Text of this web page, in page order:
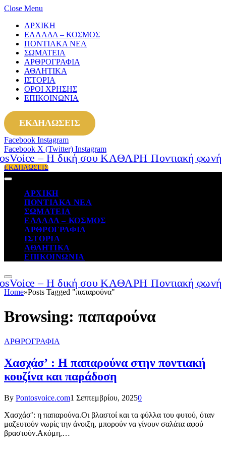
Close Menu
ΑΡΧΙΚΗ
ΕΛΛΑΔΑ – ΚΟΣΜΟΣ
ΠΟΝΤΙΑΚΑ ΝΕΑ
ΣΩΜΑΤΕΙΑ
ΑΡΘΡΟΓΡΑΦΙΑ
ΑΘΛΗΤΙΚΑ
ΙΣΤΟΡΙΑ
ΟΡΟΙ ΧΡΗΣΗΣ
ΕΠΙΚΟΙΝΩΝΙΑ
ΕΚΔΗΛΩΣΕΙΣ
Facebook Instagram
Facebook X (Twitter) Instagram
ΕΚΔΗΛΩΣΕΙΣ
ΑΡΧΙΚΗ
ΠΟΝΤΙΑΚΑ ΝΕΑ
ΣΩΜΑΤΕΙΑ
ΕΛΛΑΔΑ – ΚΟΣΜΟΣ
ΑΡΘΡΟΓΡΑΦΙΑ
ΙΣΤΟΡΙΑ
ΑΘΛΗΤΙΚΑ
ΕΠΙΚΟΙΝΩΝΙΑ
Home»Posts Tagged "παπαρούνα"
Browsing: παπαρούνα
ΑΡΘΡΟΓΡΑΦΙΑ
Χασχάσ’ : Η παπαρούνα στην ποντιακή
κουζίνα και παράδοση
By Pontosvoice.com1 Σεπτεμβρίου, 20250
Χασχάσ’: η παπαρούνα.Οι βλαστοί και τα φύλλα του φυτού, όταν
μαζευτούν νωρίς την άνοιξη, μπορούν να γίνουν σαλάτα αφού
βραστούν.Ακόμη,…